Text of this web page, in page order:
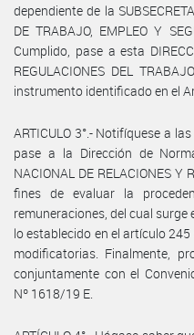
dependiente de la
DE TRABAJO, EMPLEO Y
Cumplido, pase a esta
REGULACIONES DEL
instrumento identificado en el
ARTICULO 3°.- Notifíquese a
pase a la Dirección de
NACIONAL DE RELACIONES Y
fines de evaluar la
remuneraciones, del cual
lo establecido en el artículo
modificatorias. Finalmente,
conjuntamente con el
Nº 1618/19 E.